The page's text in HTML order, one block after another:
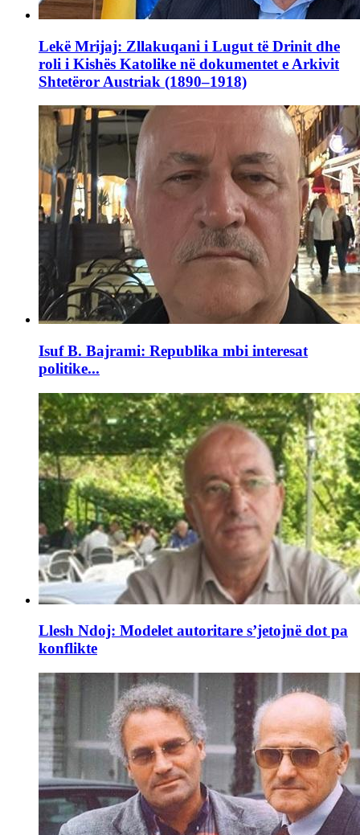
Lekë Mrijaj: Zllakuqani i Lugut të Drinit dhe
roli i Kishës Katolike në dokumentet e Arkivit
Shtetëror Austriak (1890–1918)
Isuf B. Bajrami: Republika mbi interesat
politike...
Llesh Ndoj: Modelet autoritare s’jetojnë dot pa
konflikte